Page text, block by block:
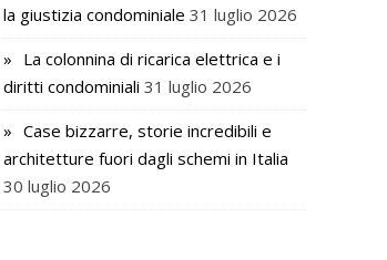
la giustizia condominiale 31 luglio 2026
La colonnina di ricarica elettrica e i
diritti condominiali 31 luglio 2026
Case bizzarre, storie incredibili e
architetture fuori dagli schemi in Italia
30 luglio 2026